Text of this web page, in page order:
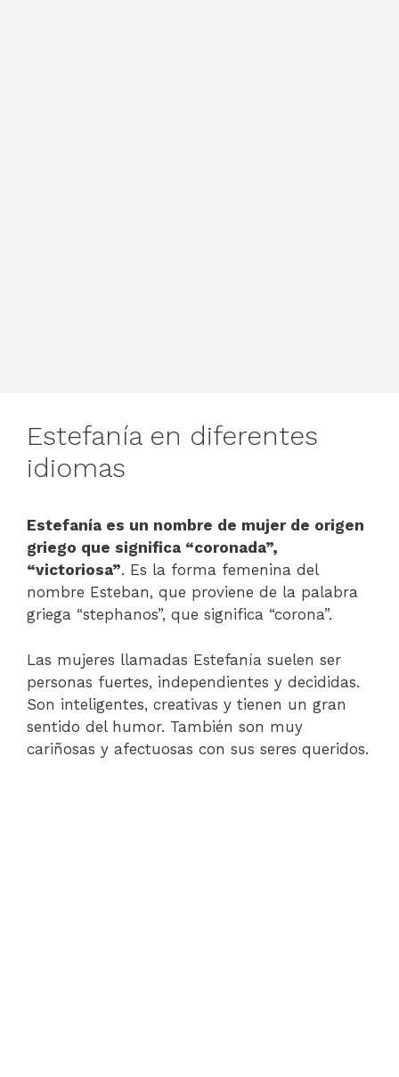
Estefanía en diferentes
idiomas
Estefanía es un nombre de mujer de origen
griego que significa “coronada”,
“victoriosa”. Es la forma femenina del
nombre Esteban, que proviene de la palabra
griega “stephanos”, que significa “corona”.
Las mujeres llamadas Estefanía suelen ser
personas fuertes, independientes y decididas.
Son inteligentes, creativas y tienen un gran
sentido del humor. También son muy
cariñosas y afectuosas con sus seres queridos.